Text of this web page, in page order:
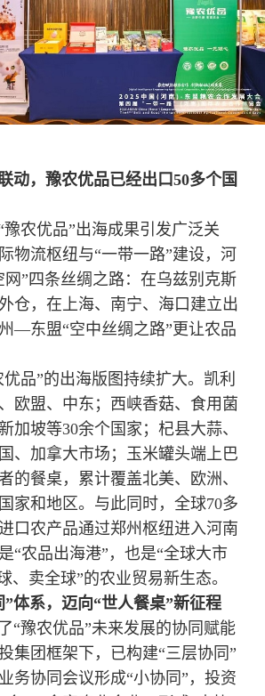
动，豫农优品已经出口50多个国
豫农优品”出海成果引发广泛关
物流枢纽与“一带一路”建设，河
网”四条丝绸之路：在乌兹别克斯
仓，在上海、南宁、海口建立出
—东盟“空中丝绸之路”更让农品
品”的出海版图持续扩大。凯利
欧盟、中东；西峡香菇、食用菌
加坡等30余个国家；杞县大蒜、
、加拿大市场；玉米罐头端上巴
的餐桌，累计覆盖北美、欧洲、
家和地区。与此同时，全球70多
口农产品通过郑州枢纽进入河南
“农品出海港”，也是“全球大市
、卖全球”的农业贸易新生态。
”体系，迈向“世人餐桌”新征程
“豫农优品”未来发展的协同赋能
集团框架下，已构建“三层协同”
务协同会议形成“小协同”，投资